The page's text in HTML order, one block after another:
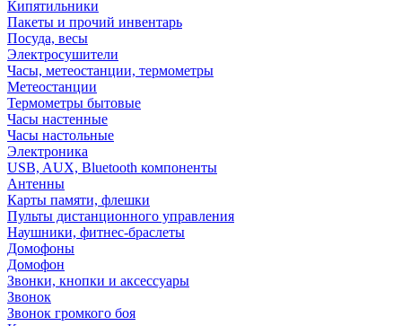
Кипятильники
Пакеты и прочий инвентарь
Посуда, весы
Электросушители
Часы, метеостанции, термометры
Метеостанции
Термометры бытовые
Часы настенные
Часы настольные
Электроника
USB, AUX, Bluetooth компоненты
Антенны
Карты памяти, флешки
Пульты дистанционного управления
Наушники, фитнес-браслеты
Домофоны
Домофон
Звонки, кнопки и аксессуары
Звонок
Звонок громкого боя